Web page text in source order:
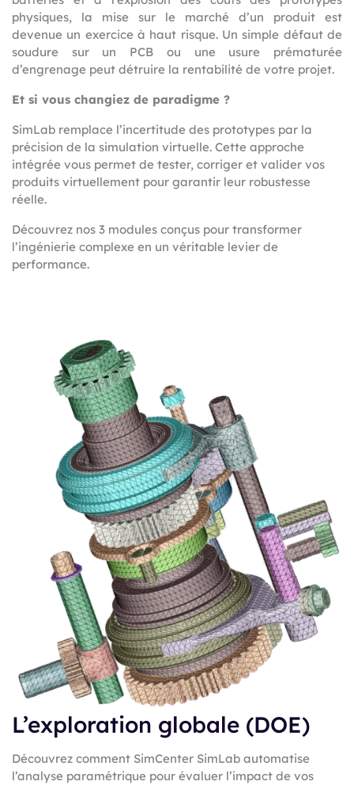
physiques, la mise sur le marché d’un produit est
devenue un exercice à haut risque. Un simple défaut de
soudure sur un PCB ou une usure prématurée
d’engrenage peut détruire la rentabilité de votre projet.
Et si vous changiez de paradigme ?
SimLab remplace l’incertitude des prototypes par la
précision de la simulation virtuelle. Cette approche
intégrée vous permet de tester, corriger et valider vos
produits virtuellement pour garantir leur robustesse
réelle.
Découvrez nos 3 modules conçus pour transformer
l’ingénierie complexe en un véritable levier de
performance.
L’exploration globale (DOE)
Découvrez comment SimCenter SimLab automatise
l’analyse paramétrique pour évaluer l’impact de vos